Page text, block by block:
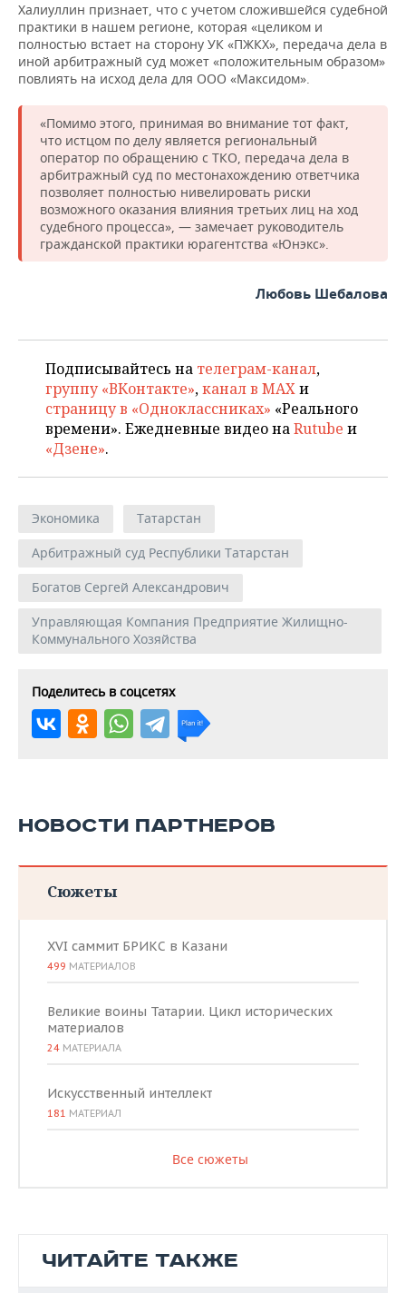
Халиуллин признает, что с учетом сложившейся судебной
практики в нашем регионе, которая «целиком и
полностью встает на сторону УК «ПЖКХ», передача дела в
иной арбитражный суд может «положительным образом»
повлиять на исход дела для ООО «Максидом».
«Помимо этого, принимая во внимание тот факт,
что истцом по делу является региональный
оператор по обращению с ТКО, передача дела в
арбитражный суд по местонахождению ответчика
позволяет полностью нивелировать риски
возможного оказания влияния третьих лиц на ход
судебного процесса», — замечает руководитель
гражданской практики юрагентства «Юнэкс».
Любовь Шебалова
Подписывайтесь на телеграм-канал,
группу «ВКонтакте»,канал в MAXи
страницу в «Одноклассниках» «Реального
времени». Ежедневные видео наRutube и
«Дзене».
Экономика
Татарстан
Арбитражный суд Республики Татарстан
Богатов Сергей Александрович
Управляющая Компания Предприятие Жилищно-
Коммунального Хозяйства
Поделитесь в соцсетях
НОВОСТИ ПАРТНЕРОВ
Сюжеты
XVI саммит БРИКС в Казани
499 МАТЕРИАЛОВ
Великие воины Татарии. Цикл исторических
материалов
24 МАТЕРИАЛА
Искусственный интеллект
181 МАТЕРИАЛ
Все сюжеты
ЧИТАЙТЕ ТАКЖЕ